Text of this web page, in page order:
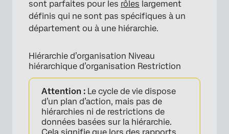
sont parfaites pour les rôles largement
définis qui ne sont pas spécifiques à un
département ou à une hiérarchie.
Hiérarchie d’organisation Niveau
hiérarchique d’organisation Restriction
Attention : Le cycle de vie dispose
d’un plan d’action, mais pas de
hiérarchies ni de restrictions de
données basées sur la hiérarchie.